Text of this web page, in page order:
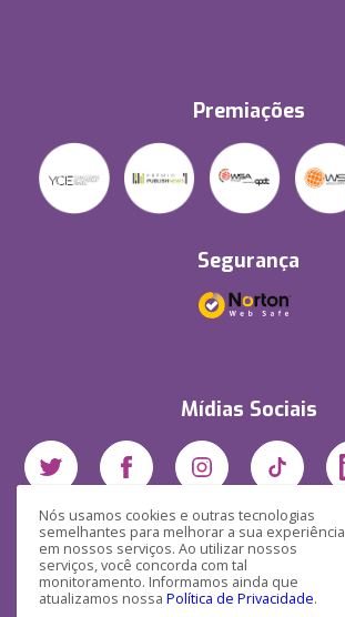
Nós usamos cookies e outras tecnologias
semelhantes para melhorar a sua experiência
em nossos serviços. Ao utilizar nossos
serviços, você concorda com tal
monitoramento. Informamos ainda que
atualizamos nossa Política de Privacidade.
Premiações
Segurança
Mídias Sociais